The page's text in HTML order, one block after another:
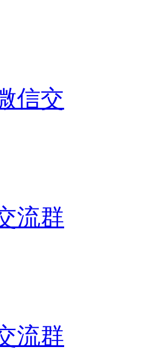
信交
流群
流群